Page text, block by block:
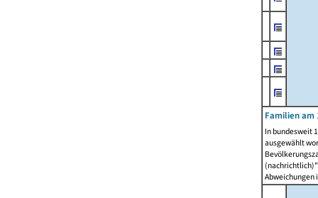
Familien am
In bundesweit
ausgewählt
Abweichungen